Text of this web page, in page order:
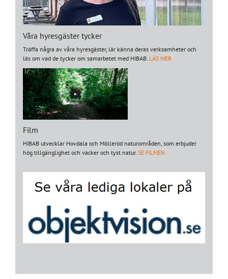
Våra hyresgäster tycker
Träffa några av våra hyresgäster, lär känna deras verksamheter och
läs om vad de tycker om samarbetet med HIBAB. LÄS MER
Film
HIBAB utvecklar Hovdala och Mölleröd naturområden, som erbjuder
hög tillgänglighet och vacker och tyst natur. SE FILMEN